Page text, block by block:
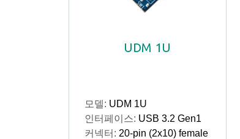
UDM 1U
모델: UDM 1U
인터페이스: USB 3.2 Gen1
커넥터: 20-pin (2x10) female